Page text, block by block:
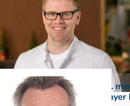
KURSE PHYSIOTHERAPEUTEN
Weiterbildung - Manuelle
Prüfungsvorbereitung
Prüfung
Fortbildung & Zusatzkurse
CMD
Krankengymnatik am Gerät
Kinesio-Sport-Taping
FA für
MEHR
Dr.